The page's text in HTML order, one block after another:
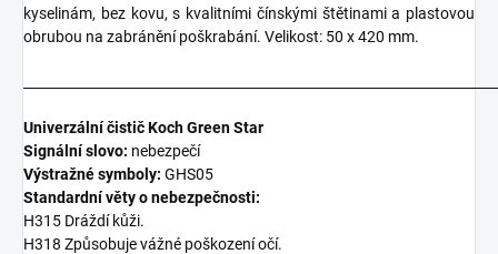
kyselinám, bez kovu, s kvalitními čínskými štětinami a plastovou
obrubou na zabránění poškrabání. Velikost: 50 x 420 mm.
Univerzální čistič Koch Green Star
Signální slovo: nebezpečí
Výstražné symboly: GHS05
Standardní věty o nebezpečnosti:
H315 Dráždí kůži.
H318 Způsobuje vážné poškození očí.